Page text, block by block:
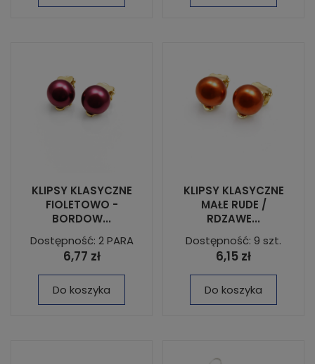
KLIPSY KLASYCZNE
FIOLETOWO -
BORDOW...
Dostępność: 2 PARA
6,77 zł
Do koszyka
KLIPSY KLASYCZNE
MAŁE RUDE /
RDZAWE...
Dostępność: 9 szt.
6,15 zł
Do koszyka